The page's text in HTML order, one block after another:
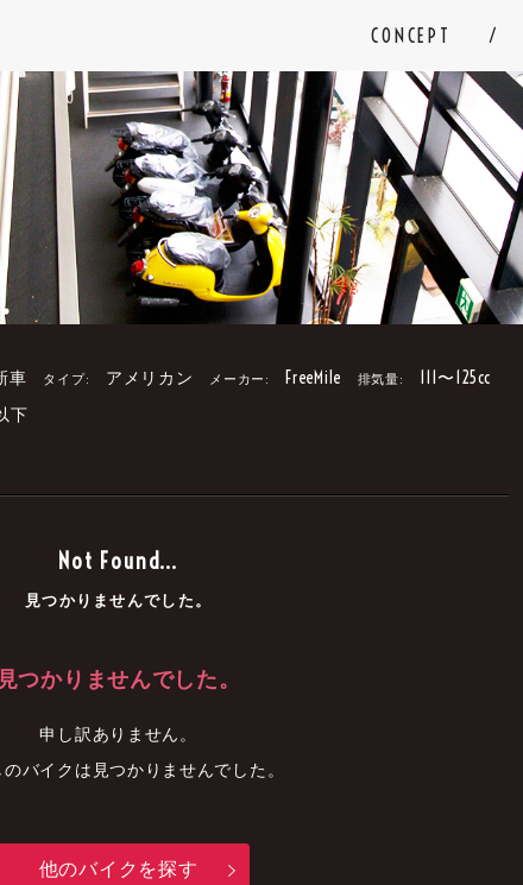
CONCEPT
車 タイプ: アメリカン メーカー: FreeMile 排気量: 111〜125cc
下
Not Found...
見つかりませんでした。
見つかりませんでした。
申し訳ありません。
バイクは見つかりませんでした。
他のバイクを探す
中古車